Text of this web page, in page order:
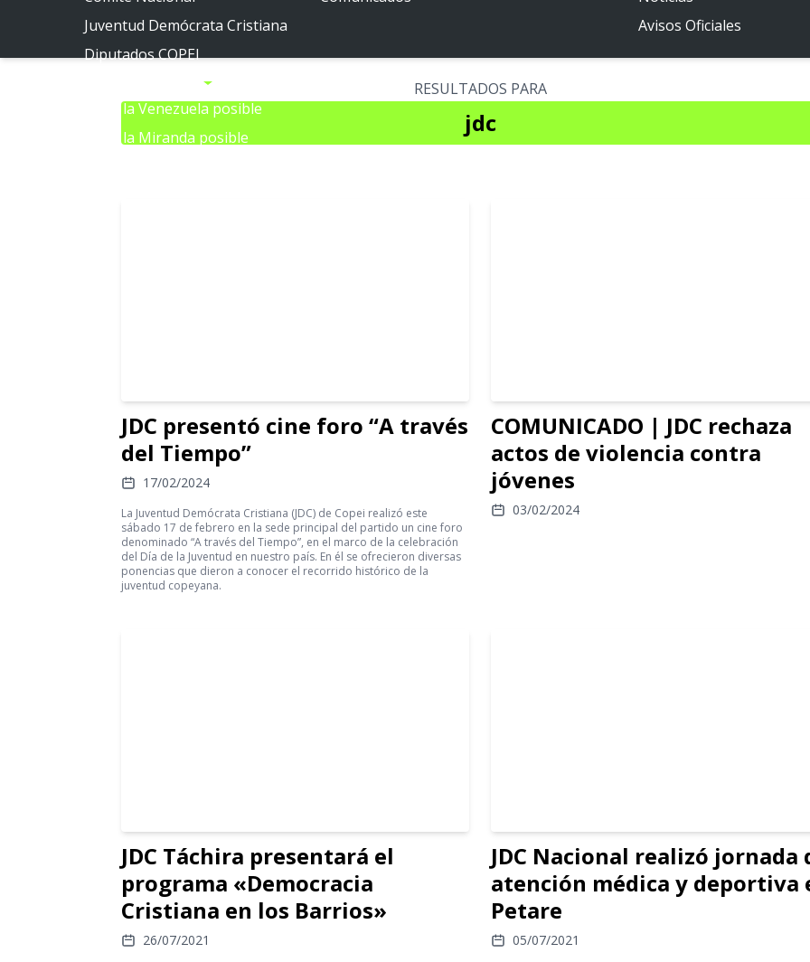
Juventud Demócrata Cristiana
Diputados COPEI
Por la Venezuela posible
Por la Miranda posible
Avisos Oficiales
RESULTADOS PARA
jdc
JDC presentó cine foro “A través
del Tiempo”
17/02/2024
La Juventud Demócrata Cristiana (JDC) de Copei realizó este
sábado 17 de febrero en la sede principal del partido un cine foro
denominado “A través del Tiempo”, en el marco de la celebración
del Día de la Juventud en nuestro país. En él se ofrecieron diversas
ponencias que dieron a conocer el recorrido histórico de la
juventud copeyana.
COMUNICADO | JDC rechaza
actos de violencia contra
jóvenes
03/02/2024
JDC Táchira presentará el
programa «Democracia
Cristiana en los Barrios»
26/07/2021
JDC Nacional realizó jornada
atención médica y deportiva
Petare
05/07/2021